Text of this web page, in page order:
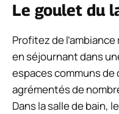
Le goulet du
Profitez de
en séjournant dans
espaces communs
agrémentés de
Dans la salle de bain,